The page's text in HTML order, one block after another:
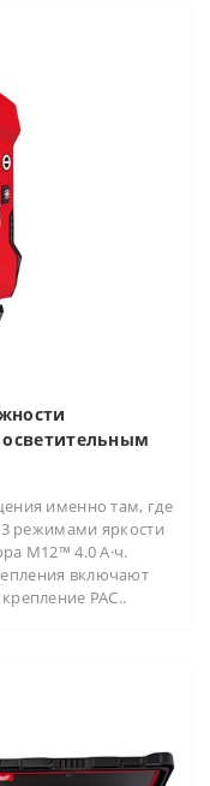
именно там, где
режимами яркости
M12™ 4.0 А·ч.
включают
PAC..